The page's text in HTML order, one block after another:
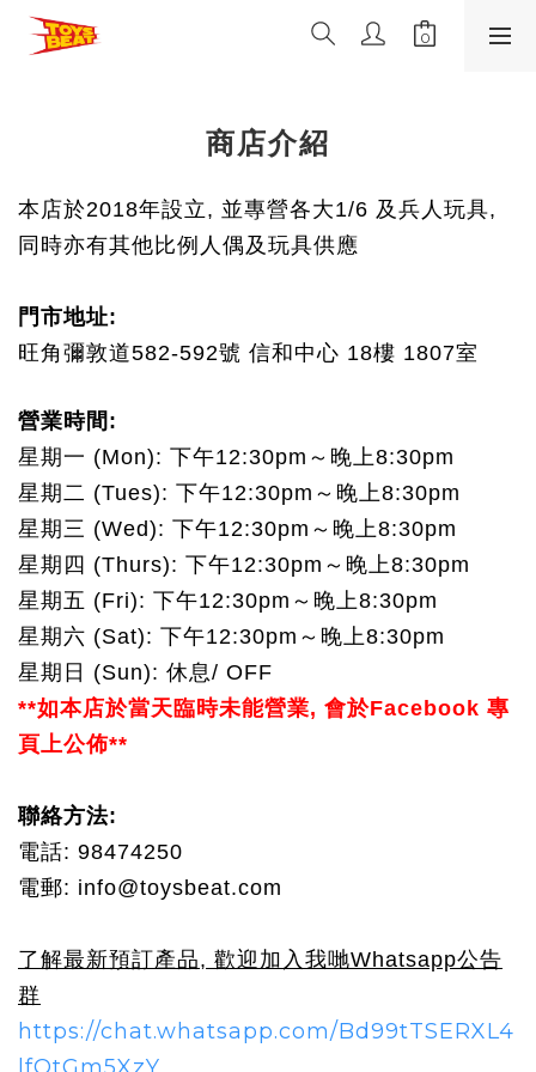
商店介紹
本店於2018年設立, 並專營各大1/6 及兵人玩具,
同時亦有其他比例人偶及玩具供應
門市地址:
旺角彌敦道582-592號 信和中心 18樓 1807室
營業時間:
星期一 (Mon): 下午12:30pm～晚上8:30pm
星期二 (Tues): 下午12:30pm～晚上8:30pm
星期三 (Wed): 下午12:30pm～晚上8:30pm
星期四 (Thurs): 下午12:30pm～晚上8:30pm
星期五 (Fri): 下午12:30pm～晚上8:30pm
星期六 (Sat): 下午12:30pm～晚上8:30pm
星期日 (Sun): 休息/ OFF
**如本店於當天臨時未能營業, 會於Facebook 專
頁上公佈**
聯絡方法:
電話: 98474250
電郵: info@toysbeat.com
了解最新預訂產品, 歡迎加入我哋Whatsapp公告
群
https://chat.whatsapp.com/Bd99tTSERXL4